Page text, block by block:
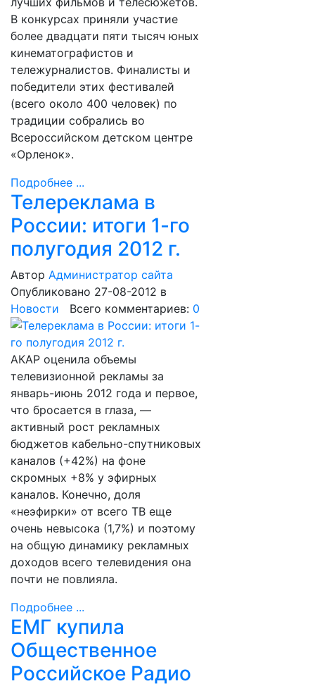
В конкурсах приняли участие
более двадцати пяти тысяч юных
кинематографистов и
тележурналистов. Финалисты и
победители этих фестивалей
(всего около 400 человек) по
традиции собрались во
Всероссийском детском центре
«Орленок».
Подробнее ...
Телереклама в
России: итоги 1-го
полугодия 2012 г.
Автор Администратор сайта
Опубликовано 27-08-2012 в
Новости Всего комментариев: 0
АКАР оценилa объемы
телевизионной рекламы за
январь-июнь 2012 года и первое,
что бросается в глаза, —
активный рост рекламных
бюджетов кабельно-спутниковых
каналов (+42%) на фоне
скромных +8% у эфирных
каналов. Конечно, доля
«неэфирки» от всего ТВ еще
очень невысока (1,7%) и поэтому
на общую динамику рекламных
доходов всего телевидения она
почти не повлияла.
Подробнее ...
ЕМГ купила
Общественное
Российское Радио